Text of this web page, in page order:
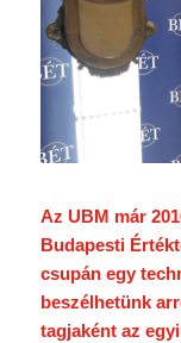
Az UBM már
Budapesti
csupán egy
beszélhetünk
tagjaként az